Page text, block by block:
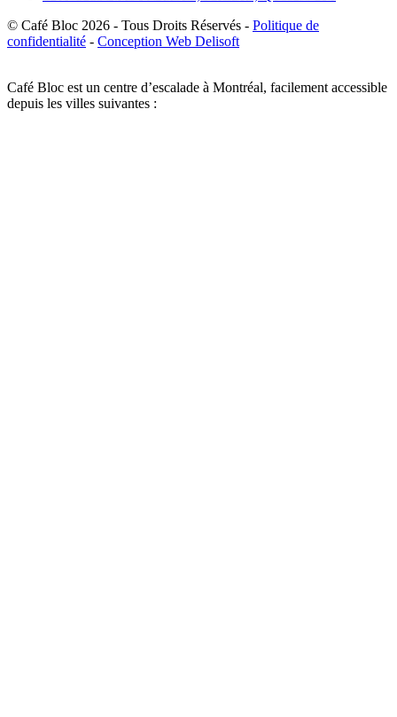
© Café Bloc 2026 - Tous Droits Réservés - Politique de
confidentialité - Conception Web Delisoft
Café Bloc est un centre d’escalade à Montréal, facilement accessible
depuis les villes suivantes :